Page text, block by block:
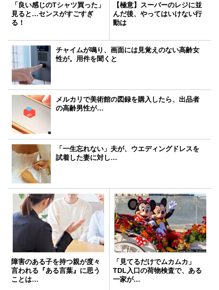
「良い感じのTシャツ買った」
見ると…センスがすごすぎ
る！
【極意】スーパーのレジに並
んだ後、やってはいけない行
動は
チャイムが鳴り、画面には見覚えのない高齢女
性が。用件を聞くと
メルカリで美術館の図録を購入したら、出品者
の高齢男性が…
「一生忘れない」夫が、ウエディングドレスを
試着した妻に対し…
障害のある子を持つ親が度々
言われる『ある言葉』に思う
ことは…
「見てるだけでムカムカ」
TDL入口の荷物検査で、ある
一家が…